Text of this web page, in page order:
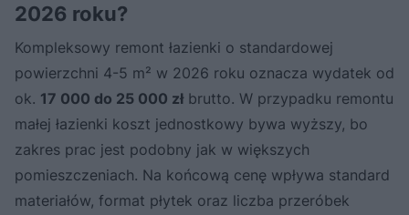
2026 roku?
Kompleksowy remont łazienki o standardowej
powierzchni 4-5 m² w 2026 roku oznacza wydatek od
ok. 17 000 do 25 000 zł brutto. W przypadku remontu
małej łazienki koszt jednostkowy bywa wyższy, bo
zakres prac jest podobny jak w większych
pomieszczeniach. Na końcową cenę wpływa standard
materiałów, format płytek oraz liczba przeróbek